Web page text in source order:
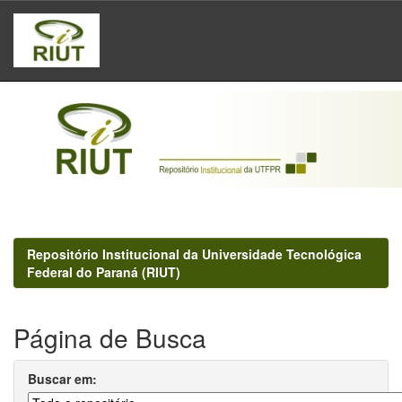
Skip
navigation
Repositório Institucional da Universidade Tecnológica
Federal do Paraná (RIUT)
Página de Busca
Buscar em: